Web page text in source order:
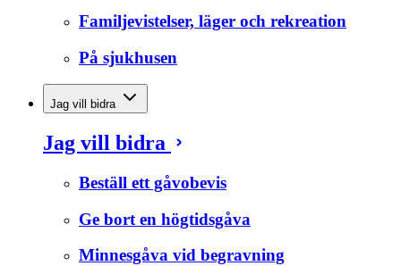
Familjevistelser, läger och rekreation
På sjukhusen
Jag vill bidra
Jag vill bidra
Beställ ett gåvobevis
Ge bort en högtidsgåva
Minnesgåva vid begravning